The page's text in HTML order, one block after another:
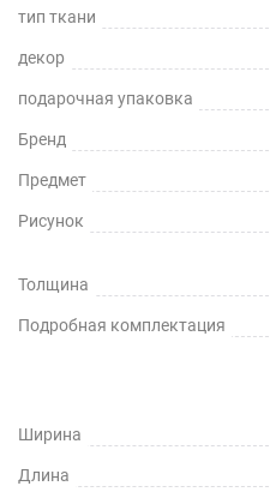
При использовании в
Не нужно клеить
Защита поверхностей от
повреждений – сколы,
Термостойкость
Влагостойкость
Защита поверхности
тип ткани
декор
подарочная упаковка
Бренд
Предмет
Рисунок
Толщина
Подробная комплектация
Ширина
Длина